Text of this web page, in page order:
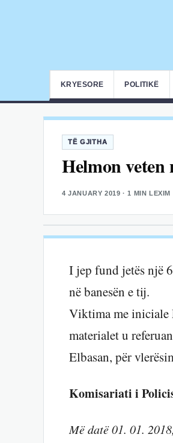
KRYESORE POLITIKË
TË GJITHA
Helmon veten
4 JANUARY 2019 · 1 MIN LEXIM
I jep fund jetës një
në banesën e tij.
Viktima me iniciale
materialet u
Elbasan, për
Komisariati i
Më datë 01. 01.